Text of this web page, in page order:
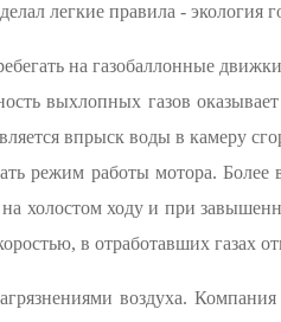
легкие правила - экология
на газобаллонные
выхлопных газов
впрыск воды в камеру
режим работы мотора. Более
холостом ходу и при
в отработавших газах
воздуха.